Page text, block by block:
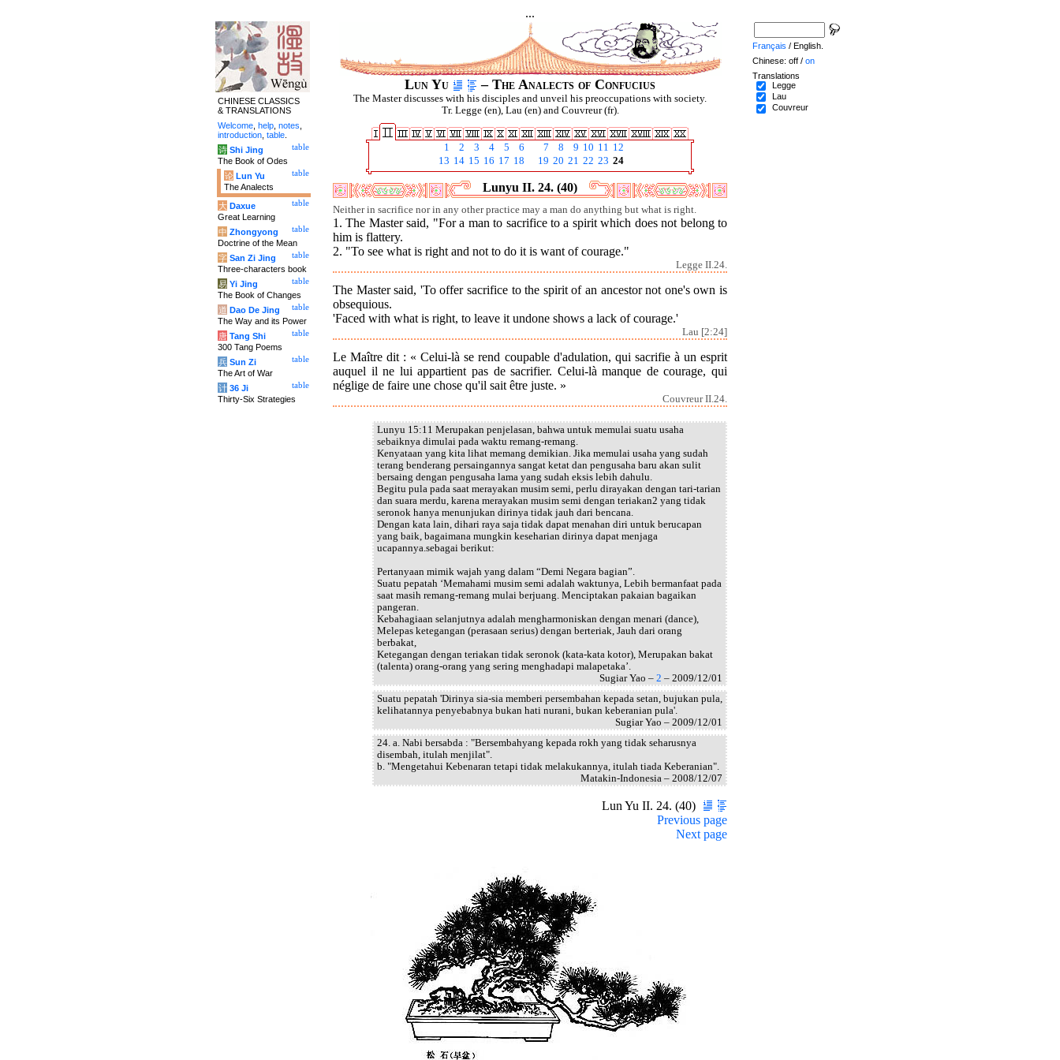
...
Lun Yu – The Analects of Confucius
The Master discusses with his disciples and unveil his preoccupations with society.
Tr. Legge (en), Lau (en) and Couvreur (fr).
1 2 3 4 5 6 7 8 9 10 11 12
13 14 15 16 17 18 19 20 21 22 23 24
Lunyu II. 24. (40)
Neither in sacrifice nor in any other practice may a man do anything but what is right.
1. The Master said, "For a man to sacrifice to a spirit which does not belong to
him is flattery.
2. "To see what is right and not to do it is want of courage."
Legge II.24.
The Master said, 'To offer sacrifice to the spirit of an ancestor not one's own is
obsequious.
'Faced with what is right, to leave it undone shows a lack of courage.'
Lau [2:24]
Le Maître dit : « Celui-là se rend coupable d'adulation, qui sacrifie à un esprit
auquel il ne lui appartient pas de sacrifier. Celui-là manque de courage, qui
néglige de faire une chose qu'il sait être juste. »
Couvreur II.24.
Lunyu 15:11 Merupakan penjelasan, bahwa untuk memulai suatu usaha
sebaiknya dimulai pada waktu remang-remang.
Kenyataan yang kita lihat memang demikian. Jika memulai usaha yang sudah
terang benderang persaingannya sangat ketat dan pengusaha baru akan sulit
bersaing dengan pengusaha lama yang sudah eksis lebih dahulu.
Begitu pula pada saat merayakan musim semi, perlu dirayakan dengan tari-tarian
dan suara merdu, karena merayakan musim semi dengan teriakan2 yang tidak
seronok hanya menunjukan dirinya tidak jauh dari bencana.
Dengan kata lain, dihari raya saja tidak dapat menahan diri untuk berucapan
yang baik, bagaimana mungkin keseharian dirinya dapat menjaga
ucapannya.sebagai berikut:
Pertanyaan mimik wajah yang dalam “Demi Negara bagian”.
Suatu pepatah ‘Memahami musim semi adalah waktunya, Lebih bermanfaat pada
saat masih remang-remang mulai berjuang. Menciptakan pakaian bagaikan
pangeran.
Kebahagiaan selanjutnya adalah mengharmoniskan dengan menari (dance),
Melepas ketegangan (perasaan serius) dengan berteriak, Jauh dari orang
berbakat,
Ketegangan dengan teriakan tidak seronok (kata-kata kotor), Merupakan bakat
(talenta) orang-orang yang sering menghadapi malapetaka’.
Sugiar Yao – 2 – 2009/12/01
Suatu pepatah 'Dirinya sia-sia memberi persembahan kepada setan, bujukan pula,
kelihatannya penyebabnya bukan hati nurani, bukan keberanian pula'.
Sugiar Yao – 2009/12/01
24. a. Nabi bersabda : "Bersembahyang kepada rokh yang tidak seharusnya
disembah, itulah menjilat".
b. "Mengetahui Kebenaran tetapi tidak melakukannya, itulah tiada Keberanian".
Matakin-Indonesia – 2008/12/07
Lun Yu II. 24. (40)
Previous page
Next page
CHINESE CLASSICS
& TRANSLATIONS
Welcome help notes
introduction table
table
诗 Shi Jing
The Book of Odes
table
论 Lun Yu
The Analects
table
大 Daxue
Great Learning
table
中 Zhongyong
Doctrine of the Mean
table
字 San Zi Jing
Three-characters book
table
易 Yi Jing
The Book of Changes
table
道 Dao De Jing
The Way and its Power
table
唐 Tang Shi
300 Tang Poems
table
兵 Sun Zi
The Art of War
table
计 36 Ji
Thirty-Six Strategies
Français / English.
Chinese: off / on
Translations
Legge
Lau
Couvreur